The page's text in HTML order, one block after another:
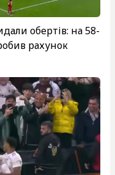
обертів: на 58-
рахунок